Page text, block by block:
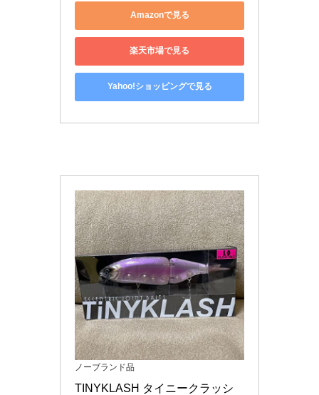
Amazonで見る
楽天市場で見る
Yahoo!ショッピングで見る
ノーブランド品
TINYKLASH タイニークラッシ